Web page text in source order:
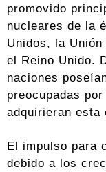
promovido
nucleares de la
Unidos, la
el Reino Unido.
naciones
preocupadas
adquirieran esta
El impulso para
debido a los